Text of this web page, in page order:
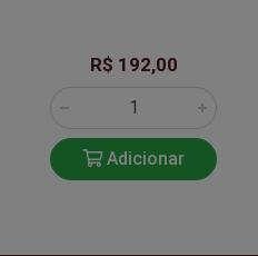
R$ 192,00
Adicionar